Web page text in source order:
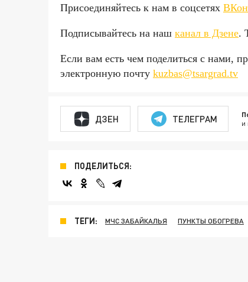
Присоединяйтесь к нам в соцсетях
Подписывайтесь на наш канал в Дзене.
Если вам есть чем поделиться с нами,
электронную почту kuzbas@tsargrad.tv
ДЗЕН ТЕЛЕГРАМ и
ПОДЕЛИТЬСЯ:
ТЕГИ: МЧС ЗАБАЙКАЛЬЯ ПУНКТЫ ОБОГРЕВА